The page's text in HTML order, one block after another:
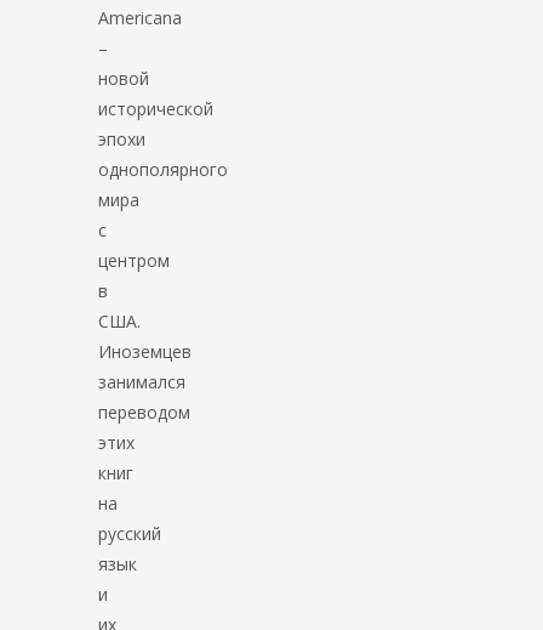
Americana
–
новой
исторической
эпохи
однополярного
мира
с
центром
в
США.
Иноземцев
занимался
переводом
этих
книг
на
русский
язык
и
их